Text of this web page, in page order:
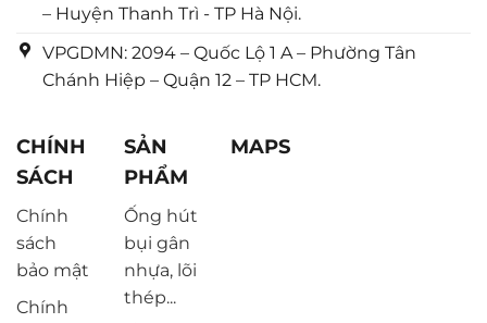
– Huyện Thanh Trì - TP Hà Nội.
VPGDMN: 2094 – Quốc Lộ 1 A – Phường Tân
Chánh Hiệp – Quận 12 – TP HCM.
CHÍNH
SÁCH
Chính
sách
bảo mật
Chính
SẢN
PHẨM
Ống hút
bụi gân
nhựa, lõi
thép...
MAPS